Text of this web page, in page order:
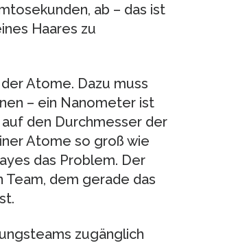
ab – das ist
Haares zu
Atome. Dazu muss
– ein Nanometer ist
den Durchmesser der
Atome so groß wie
das Problem. Der
dem gerade das
zugänglich